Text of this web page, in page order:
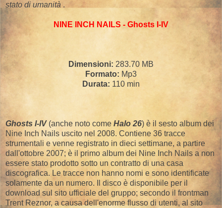
stato di umanità .
NINE INCH NAILS - Ghosts I-IV
Dimensioni: 283.70 MB
Formato: Mp3
Durata: 110 min
Ghosts I-IV (anche noto come Halo 26) è il sesto album dei
Nine Inch Nails uscito nel 2008. Contiene 36 tracce
strumentali e venne registrato in dieci settimane, a partire
dall'ottobre 2007; è il primo album dei Nine Inch Nails a non
essere stato prodotto sotto un contratto di una casa
discografica. Le tracce non hanno nomi e sono identificate
solamente da un numero. Il disco è disponibile per il
download sul sito ufficiale del gruppo; secondo il frontman
Trent Reznor, a causa dell'enorme flusso di utenti, al sito